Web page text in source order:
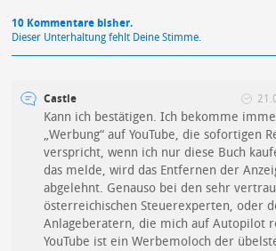
10 Kommentare bisher.
Dieser Unterhaltung fehlt Deine Stimme.
Castle
Kann ich bestätigen. Ich bekomme
„Werbung“ auf YouTube, die sofortigen
verspricht, wenn ich nur diese Buch
das melde, wird das Entfernen der
abgelehnt. Genauso bei den sehr
österreichischen Steuerexperten, oder
Anlageberatern, die mich auf Autopilot
YouTube ist ein Werbemoloch der